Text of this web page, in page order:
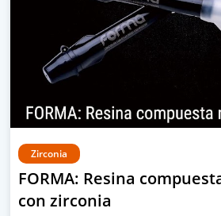
Zirconia
FORMA: Resina
con zirconia